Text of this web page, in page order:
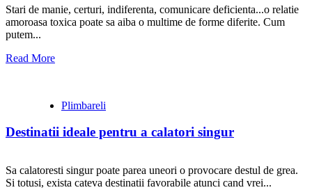
Stari de manie, certuri, indiferenta, comunicare deficienta...o relatie
amoroasa toxica poate sa aiba o multime de forme diferite. Cum
putem...
Read More
Plimbareli
Destinatii ideale pentru a calatori singur
Sa calatoresti singur poate parea uneori o provocare destul de grea.
Si totusi, exista cateva destinatii favorabile atunci cand vrei...